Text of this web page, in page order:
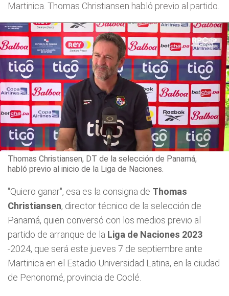
Martinica. Thomas Christiansen habló previo al partido.
Thomas Christiansen, DT de la selección de Panamá,
habló previo al inicio de la Liga de Naciones.
"Quiero ganar", esa es la consigna de Thomas
Christiansen, director técnico de la selección de
Panamá, quien conversó con los medios previo al
partido de arranque de la Liga de Naciones 2023
-2024, que será este jueves 7 de septiembre ante
Martinica en el Estadio Universidad Latina, en la ciudad
de Penonomé, provincia de Coclé.